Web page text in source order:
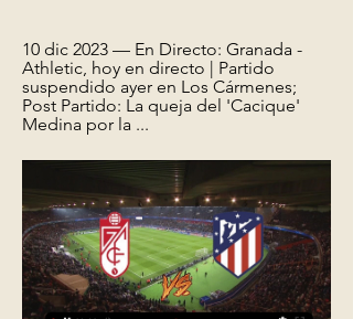
10 dic 2023 — En Directo: Granada -
Athletic, hoy en directo | Partido
suspendido ayer en Los Cármenes;
Post Partido: La queja del 'Cacique'
Medina por la ...